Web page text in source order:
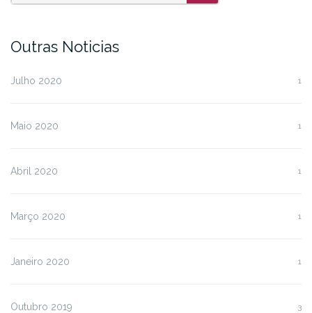
SEARCH
Outras Noticias
Julho 2020 1
Maio 2020 1
Abril 2020 1
Março 2020 1
Janeiro 2020 1
Outubro 2019 3